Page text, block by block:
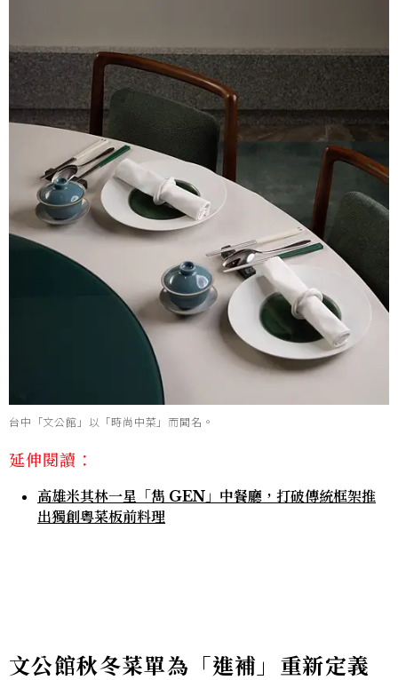
台中「文公館」以「時尚中菜」而聞名。
延伸閱讀：
高雄米其林一星「雋 GEN」中餐廳，打破傳統框架推
出獨創粵菜板前料理
文公館秋冬菜單為「進補」重新定義